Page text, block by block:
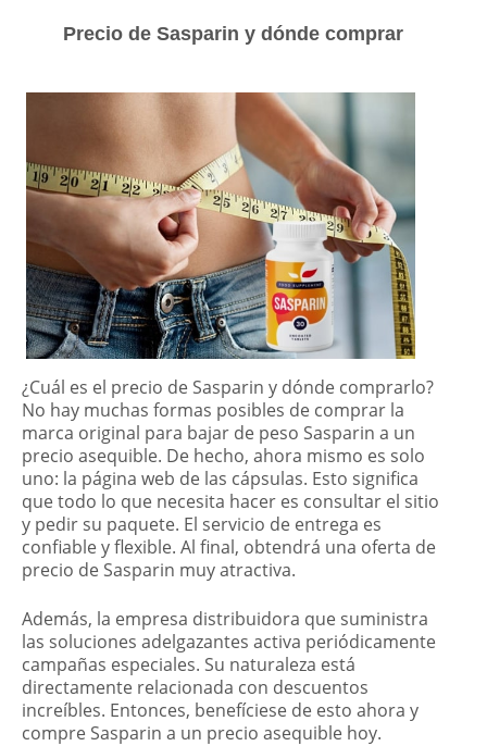
Precio de Sasparin y dónde comprar
¿Cuál es el precio de Sasparin y dónde comprarlo?
No hay muchas formas posibles de comprar la
marca original para bajar de peso Sasparin a un
precio asequible. De hecho, ahora mismo es solo
uno: la página web de las cápsulas. Esto significa
que todo lo que necesita hacer es consultar el sitio
y pedir su paquete. El servicio de entrega es
confiable y flexible. Al final, obtendrá una oferta de
precio de Sasparin muy atractiva.
Además, la empresa distribuidora que suministra
las soluciones adelgazantes activa periódicamente
campañas especiales. Su naturaleza está
directamente relacionada con descuentos
increíbles. Entonces, benefíciese de esto ahora y
compre Sasparin a un precio asequible hoy.